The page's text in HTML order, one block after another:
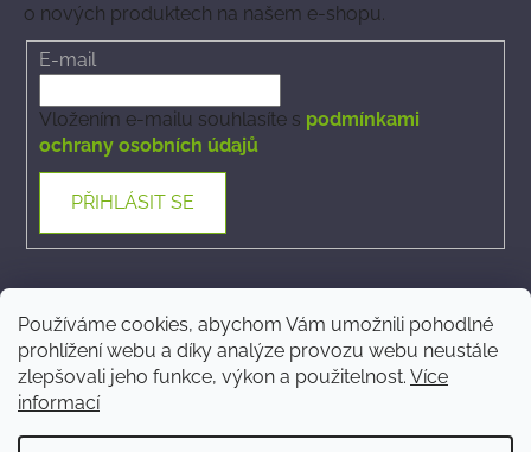
Používáme cookies, abychom Vám umožnili pohodlné
prohlížení webu a díky analýze provozu webu neustále
zlepšovali jeho funkce, výkon a použitelnost. Více
informací
o nových produktech na našem e-shopu.
E-mail
Vložením e-mailu souhlasíte s podmínkami
ochrany osobních údajů
PŘIHLÁSIT SE
Kontakt
ecommerce@phytovet.cz